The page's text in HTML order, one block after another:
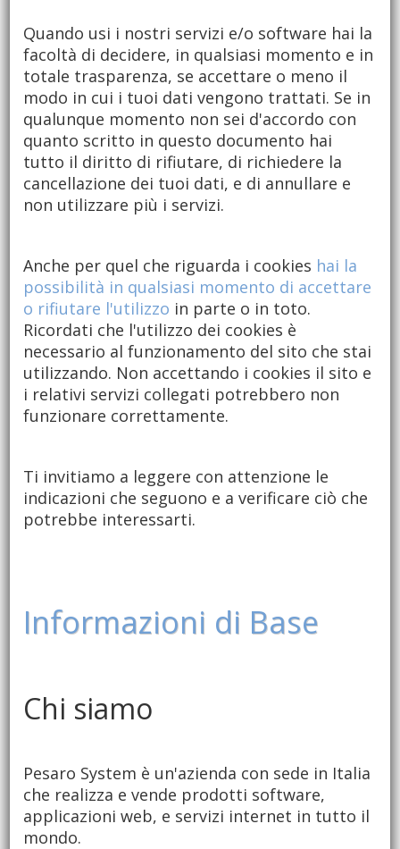
Quando usi i nostri servizi e/o software hai la
facoltà di decidere, in qualsiasi momento e in
totale trasparenza, se accettare o meno il
modo in cui i tuoi dati vengono trattati. Se in
qualunque momento non sei d'accordo con
quanto scritto in questo documento hai
tutto il diritto di rifiutare, di richiedere la
cancellazione dei tuoi dati, e di annullare e
non utilizzare più i servizi.
Anche per quel che riguarda i cookies hai la
possibilità in qualsiasi momento di accettare
o rifiutare l'utilizzo in parte o in toto.
Ricordati che l'utilizzo dei cookies è
necessario al funzionamento del sito che stai
utilizzando. Non accettando i cookies il sito e
i relativi servizi collegati potrebbero non
funzionare correttamente.
Ti invitiamo a leggere con attenzione le
indicazioni che seguono e a verificare ciò che
potrebbe interessarti.
Informazioni di Base
Chi siamo
Pesaro System è un'azienda con sede in Italia
che realizza e vende prodotti software,
applicazioni web, e servizi internet in tutto il
mondo.